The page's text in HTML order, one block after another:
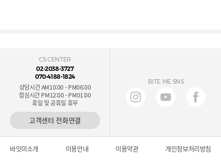
CS CENTER
02-2038-3727
070-4188-1824
상담시간 AM10:00 - PM06:00
점심시간 PM12:00 - PM01:00
휴일 및 공휴일 휴무
고객센터 전화연결
BITE ME SNS
바잇미소개 이용안내 이용약관 개인정보처리방침